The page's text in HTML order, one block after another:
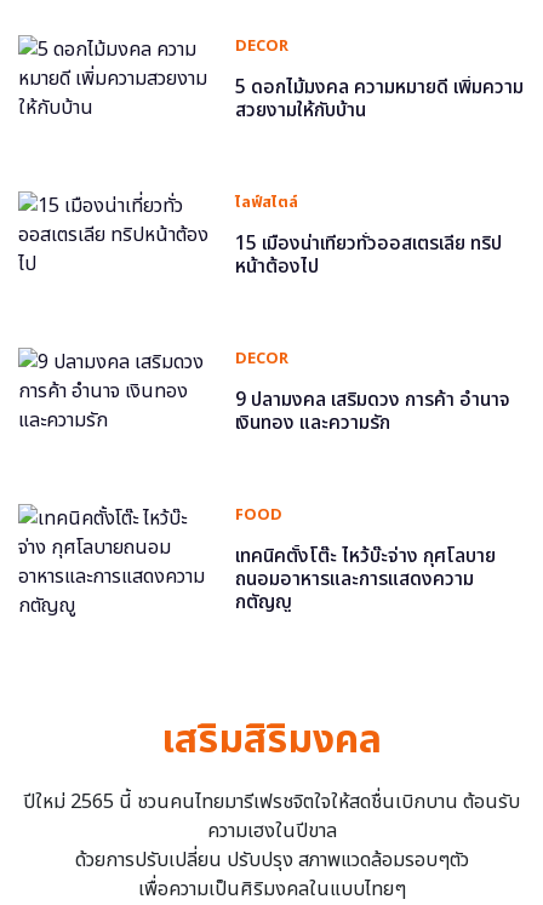
DECOR
5 ดอกไม้มงคล ความหมายดี เพิ่มความ
สวยงามให้กับบ้าน
ไลฟ์สไตล์
15 เมืองน่าเที่ยวทั่วออสเตรเลีย ทริป
หน้าต้องไป
DECOR
9 ปลามงคล เสริมดวง การค้า อำนาจ
เงินทอง และความรัก
FOOD
เทคนิคตั้งโต๊ะ ไหว้บ๊ะจ่าง กุศโลบาย
ถนอมอาหารและการแสดงความ
กตัญญู
เสริมสิริมงคล
ปีใหม่ 2565 นี้ ชวนคนไทยมารีเฟรชจิตใจให้สดชื่นเบิกบาน ต้อนรับ
ความเฮงในปีขาล
ด้วยการปรับเปลี่ยน ปรับปรุง สภาพแวดล้อมรอบๆตัว
เพื่อความเป็นศิริมงคลในแบบไทยๆ